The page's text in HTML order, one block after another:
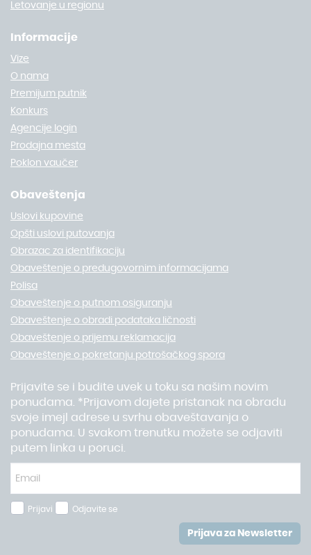
Letovanje u regionu
Informacije
Vize
O nama
Premijum putnik
Konkurs
Agencije login
Prodajna mesta
Poklon vaučer
Obaveštenja
Uslovi kupovine
Opšti uslovi putovanja
Obrazac za identifikaciju
Obaveštenje o predugovornim informacijama
Polisa
Obaveštenje o putnom osiguranju
Obaveštenje o obradi podataka ličnosti
Obaveštenje o prijemu reklamacija
Obaveštenje o pokretanju potrošačkog spora
Prijavite se i budite uvek u toku sa našim novim
ponudama. *Prijavom dajete pristanak na obradu
svoje imejl adrese u svrhu obaveštavanja o
ponudama. U svakom trenutku možete se odjaviti
putem linka u poruci.
Prijavi Odjavite se
Prijava za Newsletter